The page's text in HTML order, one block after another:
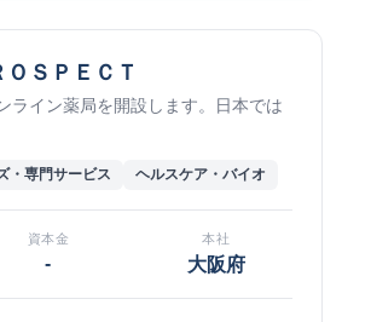
ＳＰＥＣＴ
ライン薬局を開設します。日本では
・専門サービス ヘルスケア・バイオ
資本金
-
本社
大阪府